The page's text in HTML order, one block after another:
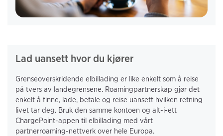
Lad uansett hvor du kjører
Grenseoverskridende elbillading er like enkelt som å reise
på tvers av landegrensene. Roamingpartnerskap gjør det
enkelt å finne, lade, betale og reise uansett hvilken retning
livet tar deg. Bruk den samme kontoen og alt-i-ett
ChargePoint-appen til elbillading med vårt
partnerroaming-nettverk over hele Europa.